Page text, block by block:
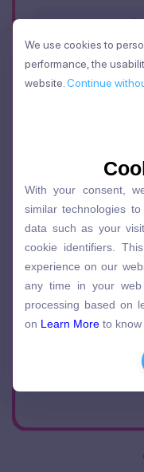
We use cookies to
performance, the
website.Continue
With your consent,
similar technologies
data such as your
cookie identifiers.
experience on our
any time in your
processing based on
on Learn More to
We use cookies to
performance, the
website. Continue
With your consent,
similar technologies
data such as your
cookie identifiers.
experience on our
any time in your
processing based on
on Learn More to